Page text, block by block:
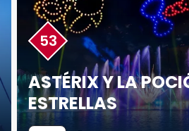
53
ASTÉRIX Y LA
ESTRELLAS